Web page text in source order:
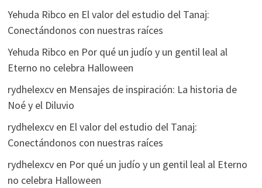
Yehuda Ribco en El valor del estudio del Tanaj:
Conectándonos con nuestras raíces
Yehuda Ribco en Por qué un judío y un gentil leal al
Eterno no celebra Halloween
rydhelexcven Mensajes de inspiración: La historia de
Noé y el Diluvio
rydhelexcven El valor del estudio del Tanaj:
Conectándonos con nuestras raíces
rydhelexcven Por qué un judío y un gentil leal al Eterno
no celebra Halloween